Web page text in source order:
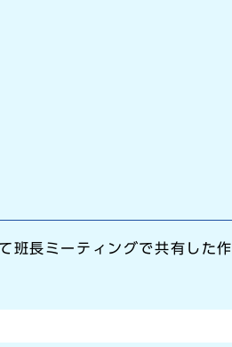
班長ミーティングで共有した作